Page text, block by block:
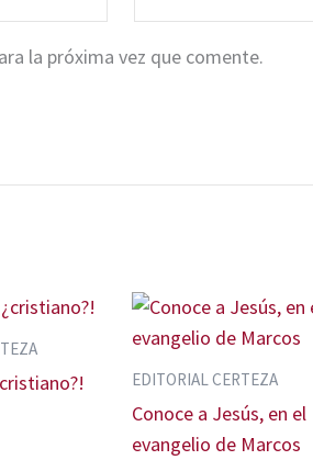
la próxima vez que comente.
EDITORIAL CERTEZA
Conoce a Jesús, en el
evangelio de Marcos